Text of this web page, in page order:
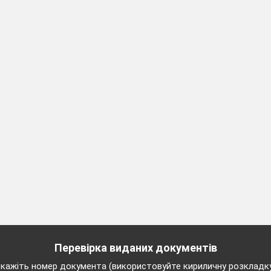
Перевірка виданих документів
номер документа (використовуйте кириличну